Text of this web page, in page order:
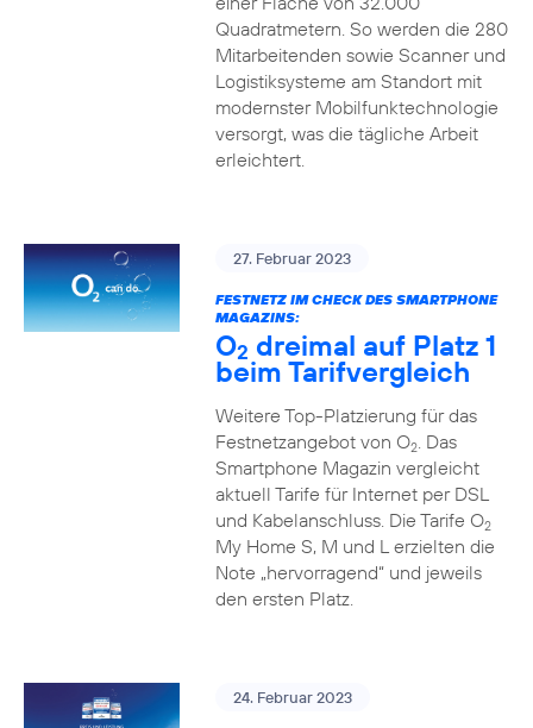
Quadratmetern. So werden die 280
Mitarbeitenden sowie Scanner und
Logistiksysteme am Standort mit
modernster Mobilfunktechnologie
versorgt, was die tägliche Arbeit
erleichtert.
27. Februar 2023
FESTNETZ IM CHECK DES SMARTPHONE
MAGAZINS:
O2 dreimal auf Platz 1
beim Tarifvergleich
Weitere Top-Platzierung für das
Festnetzangebot von O2. Das
Smartphone Magazin vergleicht
aktuell Tarife für Internet per DSL
und Kabelanschluss. Die Tarife O2
My Home S, M und L erzielten die
Note „hervorragend“ und jeweils
den ersten Platz.
24. Februar 2023